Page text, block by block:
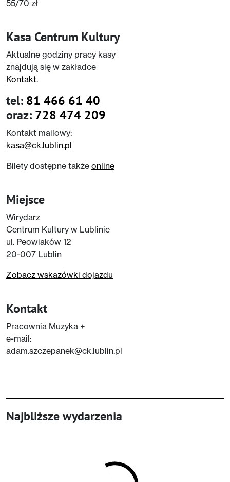
55/70 zł
Kasa Centrum Kultury
Aktualne godziny pracy kasy
znajdują się w zakładce
Kontakt.
tel: 81 466 61 40
oraz: 728 474 209
Kontakt mailowy:
kasa@ck.lublin.pl
Bilety dostępne także online
Miejsce
Wirydarz
Centrum Kultury w Lublinie
ul. Peowiaków 12
20-007 Lublin
Zobacz wskazówki dojazdu
Kontakt
Pracownia Muzyka +
e-mail:
adam.szczepanek@ck.lublin.pl
Najbliższe wydarzenia